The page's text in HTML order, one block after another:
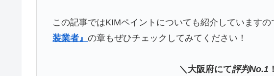
この記事ではKIMペイント についても紹介していますの
装業者』の章もぜひチェックしてみてください！
＼大阪府にて評判No.1